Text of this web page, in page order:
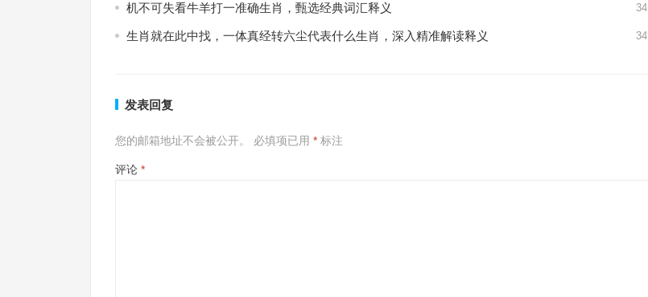
机不可失看牛羊打一准确生肖，甄选经典词汇释义 34
生肖就在此中找，一体真经转六尘代表什么生肖，深入精准解读释义 34
发表回复
您的邮箱地址不会被公开。 必填项已用 * 标注
评论 *